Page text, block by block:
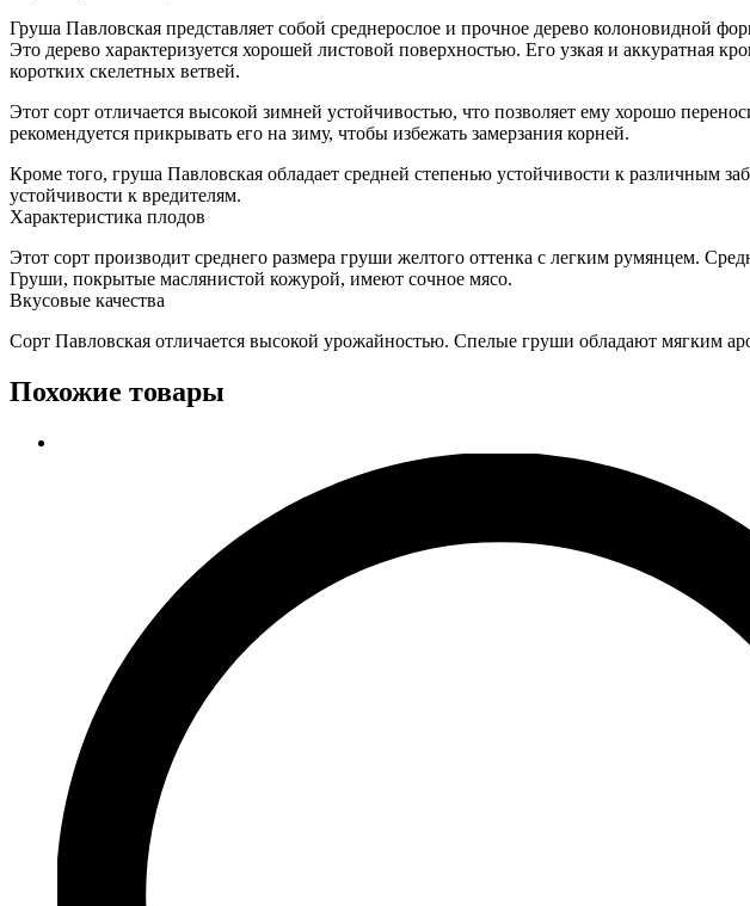
Груша Павловская представляет собой среднерослое и прочное дерево колоновидной
Это дерево характеризуется хорошей листовой поверхностью. Его узкая и аккуратная
коротких скелетных ветвей.
Этот сорт отличается высокой зимней устойчивостью, что позволяет ему хорошо
рекомендуется прикрывать его на зиму, чтобы избежать замерзания корней.
Кроме того, груша Павловская обладает средней степенью устойчивости к различным
устойчивости к вредителям.
Характеристика плодов
Этот сорт производит среднего размера груши желтого оттенка с легким румянцем.
Груши, покрытые маслянистой кожурой, имеют сочное мясо.
Вкусовые качества
Сорт Павловская отличается высокой урожайностью. Спелые груши обладают мягким
Похожие товары